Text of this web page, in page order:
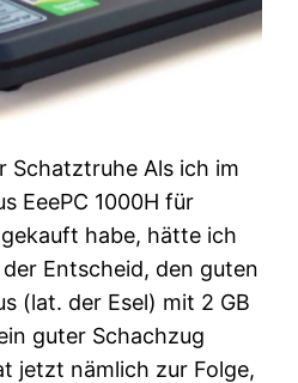
Schatztruhe Als ich im
EeePC 1000H für
habe, hätte ich
Entscheid, den guten
(lat. der Esel) mit 2 GB
guter Schachzug
jetzt nämlich zur Folge,